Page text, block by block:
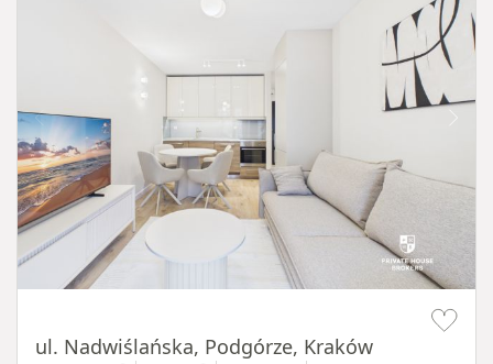
ul. Nadwiślańska, Podgórze, Kraków